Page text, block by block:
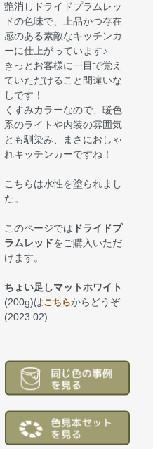
艶消しドライドプラムレッ
ドの色味で、上品かつ存在
感のある素敵なキッチンカ
ーに仕上がっています♪
きっとお客様に一目で覚え
ていただけること間違いな
しです！
くすみカラーなので、暖色
系のライトや内装の雰囲気
とも馴染み、まさにおしゃ
れキッチンカーですね！
こちらは水性を塗られまし
た。
このページでは ドライドプ
ラムレッドをご購入いただ
けます。
ちょい足しマットホワイト
(200g)はこちらからどうぞ
(2023.02)